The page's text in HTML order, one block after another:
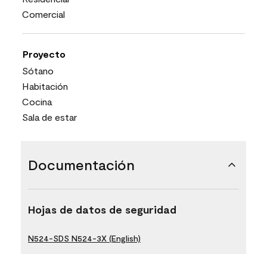
Comercial
Proyecto
Sótano
Habitación
Cocina
Sala de estar
Documentación
Hojas de datos de seguridad
N524-SDS N524-3X (English)